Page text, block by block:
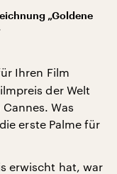
„Goldene
Ihren Film
der Welt
Was
erste Palme für
erwischt hat, war